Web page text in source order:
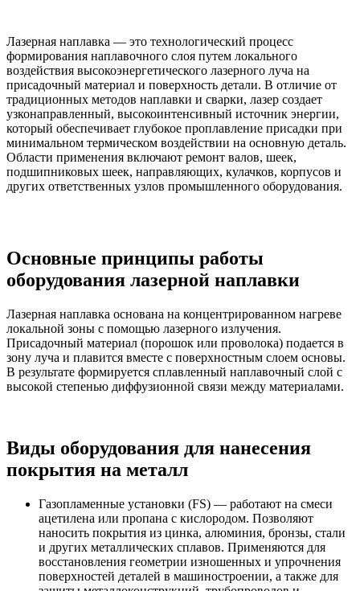
Лазерная наплавка — это технологический процесс
формирования наплавочного слоя путем локального
воздействия высокоэнергетического лазерного луча на
присадочный материал и поверхность детали. В отличие от
традиционных методов наплавки и сварки, лазер создает
узконаправленный, высокоинтенсивный источник энергии,
который обеспечивает глубокое проплавление присадки при
минимальном термическом воздействии на основную деталь.
Области применения включают ремонт валов, шеек,
подшипниковых шеек, направляющих, кулачков, корпусов и
других ответственных узлов промышленного оборудования.
Основные принципы работы
оборудования лазерной наплавки
Лазерная наплавка основана на концентрированном нагреве
локальной зоны с помощью лазерного излучения.
Присадочный материал (порошок или проволока) подается в
зону луча и плавится вместе с поверхностным слоем основы.
В результате формируется сплавленный наплавочный слой с
высокой степенью диффузионной связи между материалами.
Виды оборудования для нанесения
покрытия на металл
Газопламенные установки (FS) — работают на смеси
ацетилена или пропана с кислородом. Позволяют
наносить покрытия из цинка, алюминия, бронзы, стали
и других металлических сплавов. Применяются для
восстановления геометрии изношенных и упрочнения
поверхностей деталей в машиностроении, а также для